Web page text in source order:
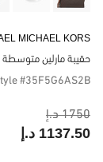
MICHAEL KORS
حقيبة مارلين متوسطة
#35F5G6AS2B
1750 د.إ
1137.50 د.إ